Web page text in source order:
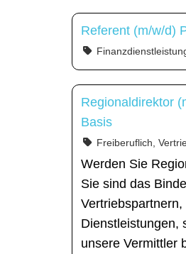
Referent (m/w/d)
Regionaldirektor
Basis
Freiberuflich,
Werden Sie
Sie sind das
Dienstleistungen,
unsere Vermittler